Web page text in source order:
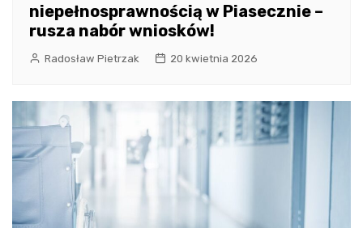
niepełnosprawnością w Piasecznie –
rusza nabór wniosków!
Radosław Pietrzak 20 kwietnia 2026